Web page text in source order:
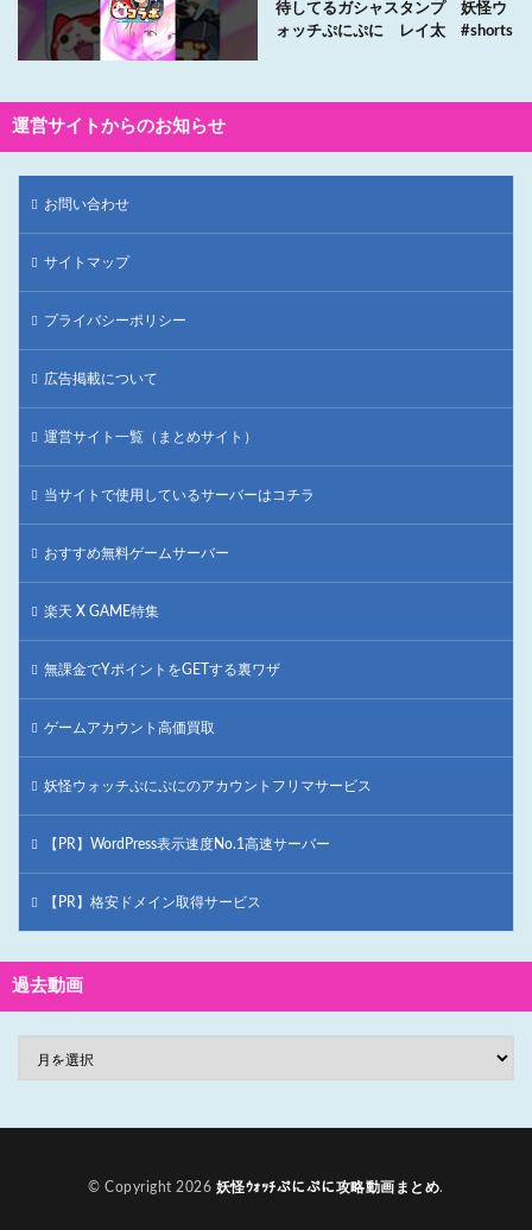
待してるガシャスタンプ 妖怪ウ
ォッチぷにぷに レイ太 #shorts
運営サイトからのお知らせ
お問い合わせ
サイトマップ
プライバシーポリシー
広告掲載について
運営サイト一覧（まとめサイト）
当サイトで使用しているサーバーはコチラ
おすすめ無料ゲームサーバー
楽天 X GAME特集
無課金でYポイントをGETする裏ワザ
ゲームアカウント高価買取
妖怪ウォッチぷにぷにのアカウントフリマサービス
【PR】WordPress表示速度No.1高速サーバー
【PR】格安ドメイン取得サービス
過去動画
© Copyright 2026 妖怪ｳｫｯﾁぷにぷに攻略動画まとめ.